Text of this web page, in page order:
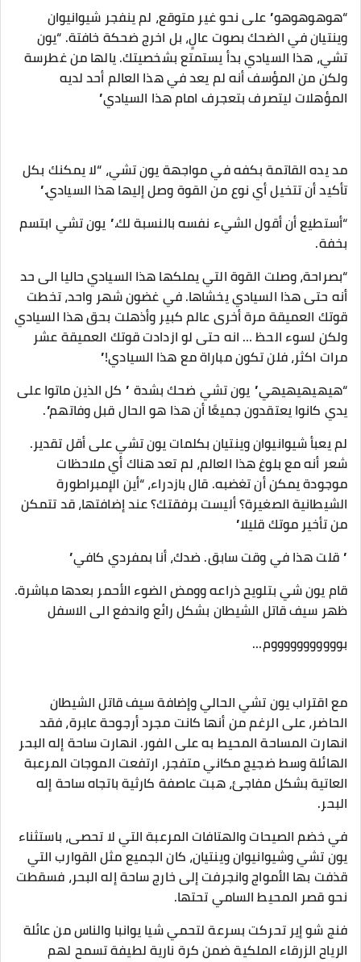
“هوهوهوهو” على نحو غير متوقع، لم ينفجر شيوانيوان
وينتيان في الضحك بصوت عالٍ، بل اخرج ضحكة خافتة. “يون
تشي، هذا السيادي بدأ يستمتع بشخصيتك. يالها من غطرسة
ولكن من المؤسف أنه لم يعد في هذا العالم أحد لديه
المؤهلات ليتصرف بتعجرف امام هذا السيادي”
مد يده القاتمة بكفه في مواجهة يون تشي، “لا يمكنك بكل
تأكيد أن تتخيل أي نوع من القوة وصل إليها هذا السيادي.”
“أستطيع أن أقول الشيء نفسه بالنسبة لك.” يون تشي ابتسم
بخفة.
“بصراحة، وصلت القوة التي يملكها هذا السيادي حاليا الى حد
أنه حتى هذا السيادي يخشاها. في غضون شهر واحد، تخطت
قوتك العميقة مرة أخرى عالم كبير وأذهلت بحق هذا السيادي
ولكن لسوء الحظ … انه حتى لو ازدادت قوتك العميقة عشر
مرات اكثر، فلن تكون مباراة مع هذا السيادي!”
“هيهيهيهيهي” يون تشي ضحك بشدة ” كل الذين ماتوا على
يدي كانوا يعتقدون جميعًا أن هذا هو الحال قبل وفاتهم”.
لم يعبأ شيوانيوان وينتيان بكلمات يون تشي على أقل تقدير.
شعر أنه مع بلوغ هذا العالم، لم تعد هناك أي ملاحظات
موجودة يمكن أن تغضبه. قال بازدراء، “أين الإمبراطورة
الشيطانية الصغيرة؟ أليست برفقتك؟ عند إضافتها، قد تتمكن
من تأخير موتك قليلا”
” قلت هذا في وقت سابق. ضدك، أنا بمفردي كافي”
قام يون شي بتلويح ذراعه وومض الضوء الأحمر بعدها مباشرة.
ظهر سيف قاتل الشيطان بشكل رائع واندفع الى الاسفل
بوووووووووووم…
مع اقتراب يون تشي الحالي وإضافة سيف قاتل الشيطان
الحاضر، على الرغم من أنها كانت مجرد أرجوحة عابرة، فقد
انهارت المساحة المحيط به على الفور. انهارت ساحة إله البحر
الهائلة وسط ضجيج مكاني متفجر، ارتفعت الموجات المرعبة
العاتية بشكل مفاجئ، هبت عاصفة كارثية باتجاه ساحة إله
البحر.
في خضم الصيحات والهتافات المرعبة التي لا تحصى، باستثناء
يون تشي وشيوانيوان وينتيان، كان الجميع مثل القوارب التي
قذفت بها الأمواج وانجرفت إلى خارج ساحة إله البحر، فسقطت
نحو قصر المحيط السامي تحتها.
فنج شو إير تحركت بسرعة لتحمي شيا يوانبا والناس من عائلة
الرياح الزرقاء الملكية ضمن كرة نارية لطيفة تسمح لهم